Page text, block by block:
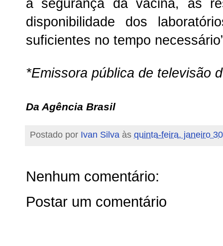
a segurança da vacina, as
disponibilidade dos
suficientes no tempo
*Emissora pública de televisão
Da Agência Brasil
Postado por Ivan Silva às quinta-feira, janeiro
Nenhum comentário:
Postar um comentário